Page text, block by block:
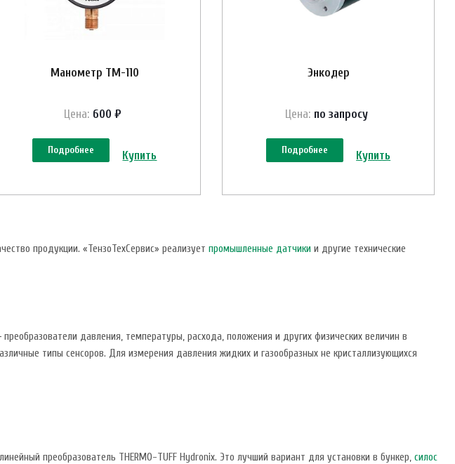
Манометр ТМ-110
Цена: 600 ₽
Подробнее Купить
Энкодер
Цена: по запросу
Подробнее Купить
продукции. «ТензоТехСервис» реализует промышленные датчики и другие технические
давления, температуры, расхода, положения и других физических величин в
типы сенсоров. Для измерения давления жидких и газообразных не кристаллизующихся
преобразователь THERMO-TUFF Hydronix. Это лучший вариант для установки в бункер, силос